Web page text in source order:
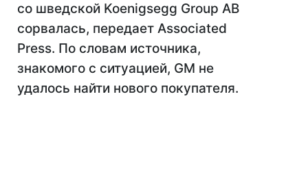
со шведской Koenigsegg Group AB
сорвалась, передает Associated
Press. По словам источника,
знакомого с ситуацией, GM не
удалось найти нового покупателя.